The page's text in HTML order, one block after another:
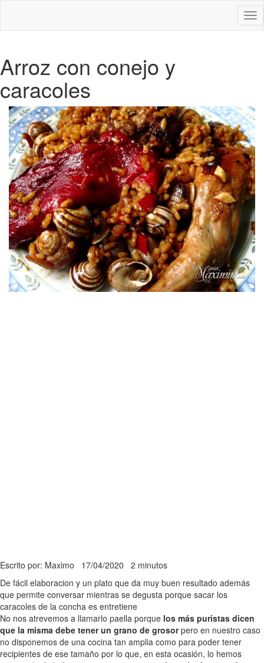
Arroz con conejo y
caracoles
Escrito por: Maximo 17/04/2020 2 minutos
De fácil elaboracion y un plato que da muy buen resultado además
que permite conversar mientras se degusta porque sacar los
caracoles de la concha es entretiene
No nos atrevemos a llamarlo paella porque los más puristas dicen
que la misma debe tener un grano de grosorpero en nuestro caso
no disponemos de una cocina tan amplia como para poder tener
recipientes de ese tamaño por lo que, en esta ocasión, lo hemos